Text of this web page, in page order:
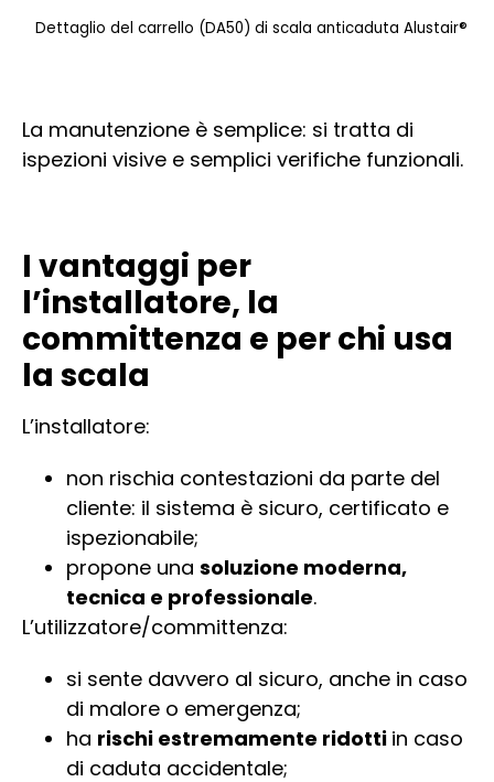
Dettaglio del carrello (DA50) di scala anticaduta Alustair®
La manutenzione è semplice: si tratta di
ispezioni visive e semplici verifiche funzionali.
I vantaggi per
l’installatore, la
committenza e per chi usa
la scala
L’installatore:
non rischia contestazioni da parte del
cliente: il sistema è sicuro, certificato e
ispezionabile;
propone una soluzione moderna,
tecnica e professionale.
L’utilizzatore/committenza:
si sente davvero al sicuro, anche in caso
di malore o emergenza;
ha rischi estremamente ridotti in caso
di caduta accidentale;